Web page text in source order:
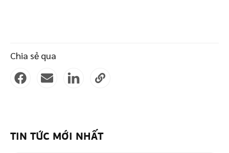
Chia sẻ qua
TIN TỨC MỚI NHẤT